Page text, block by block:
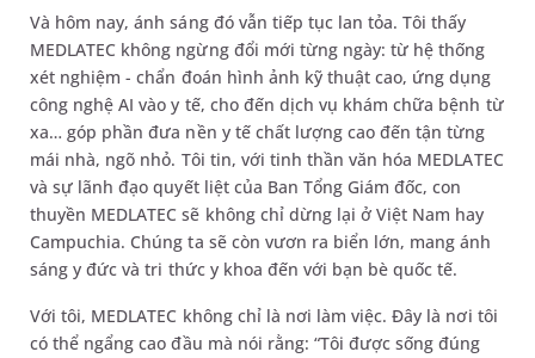
Và hôm nay, ánh sáng đó vẫn tiếp tục lan tỏa. Tôi thấy
MEDLATEC không ngừng đổi mới từng ngày: từ hệ thống
xét nghiệm - chẩn đoán hình ảnh kỹ thuật cao, ứng dụng
công nghệ AI vào y tế, cho đến dịch vụ khám chữa bệnh từ
xa… góp phần đưa nền y tế chất lượng cao đến tận từng
mái nhà, ngõ nhỏ. Tôi tin, với tinh thần văn hóa MEDLATEC
và sự lãnh đạo quyết liệt của Ban Tổng Giám đốc, con
thuyền MEDLATEC sẽ không chỉ dừng lại ở Việt Nam hay
Campuchia. Chúng ta sẽ còn vươn ra biển lớn, mang ánh
sáng y đức và tri thức y khoa đến với bạn bè quốc tế.
Với tôi, MEDLATEC không chỉ là nơi làm việc. Đây là nơi tôi
có thể ngẩng cao đầu mà nói rằng: “Tôi được sống đúng